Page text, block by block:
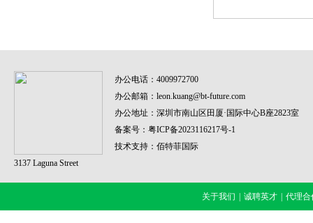
办公电话： 4009972700
办公邮箱： leon.kuang@bt-future.com
办公地址： 深圳市南山区田厦·国际中心B座2823室
备案号： 粤ICP备2023116217号-1
技术支持： 佰特菲国际
3137 Laguna Street
关于我们 诚聘英才 代理合